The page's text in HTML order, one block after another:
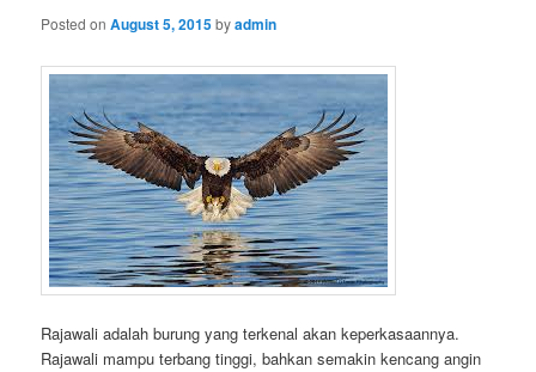
Posted onAugust 5, 2015byadmin
Rajawali adalah burung yang terkenal akan keperkasaannya.
Rajawali mampu terbang tinggi, bahkan semakin kencang angin